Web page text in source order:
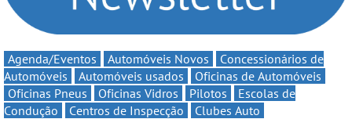
Agenda/Eventos Automóveis Novos
Concessionários de
Automóveis
Automóveis usados
Oficinas de Automóveis
Oficinas Pneus
Oficinas Vidros Pilotos
Escolas de
Condução
Centros de Inspecção Clubes Auto